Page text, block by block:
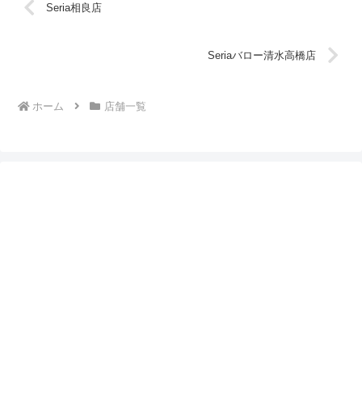
Seria相良店
Seriaバロー清水高橋店
ホーム 店舗一覧